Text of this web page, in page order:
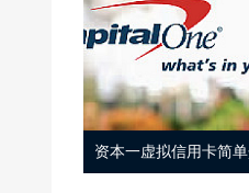
资本一虚拟信用卡简